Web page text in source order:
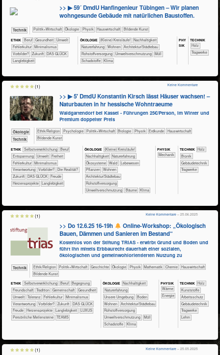
>> ▶ 59´ DmdU Hanfingenieur Tübingen – Wir planen
wohngesunde Gebäude mit natürlichen Baustoffen.
​Technik ​​​​​​​​​Politik+​Wirtschaft ​​​​​​​​Ökologie ​​​​​​​Physik ​Haus­wirtschaft Bildende Kunst
ETHIK ​​​​​​​​​​​​​​​Beruf ​​​​​​Gesundheit
​​​​​Umwelt
​​Fehlerkultur
​​Minimalismus
​​Vorbilder?
​Zukunft
DAS GLÜCK
Langlebigkeit
ÖKO​LOGIE ​​​​​​​​​​​​​​(Kleine) Kreisläufe!
​​​​​​​​​​​​​​​Nachhaltigkeit
​​​​​​​​​​​​​Naturerfahrung
​​​​Wohnen
​​​Architektur/­Städtebau
​​Rohstoffversorgung
​​Umweltverschmutzung
​Müll
​Schadstoffe
Klima
PHY​
SIK
TECH​NIK
​​​​​​​​Holz
​​​​​Tragwerke
>> ▶ 5′ DmdU Konstantin Kirsch lässt Häuser wachsen! –
Naturbauten in hr hessische Wohntraeume
Waldgartendorf bei Kassel - Führungen 25€/Person, im Winter und
Premium doppelter Preis
​​​​​​​Ökologie
​Technik
​​​​​​​​​​Ethik/​Religion ​​​​​​​​​​Psychologie ​​​​​​​​​Politik+​Wirtschaft ​​​​​​​Biologie ​​​​​​​Physik ​​​​​Erdkunde
​Haus­wirtschaft
Bildende Kunst
ETHIK ​​​​​​​​​​​​​​​​​​​​​​​​​​​​​​​​​​​​​​​​Selbst­verwirklichung
​​​​​​​​​​​​​​​Beruf
​​​​​​​​​​​​​Entspannung
​​​​​Umwelt
​​​Freiheit
​​Fehlerkultur
​​Minimalismus
​​Verantwortung
​​Vorbilder?
​Die Realität?
​Zukunft
DAS GLÜCK
Freude
Herzensprojekte
Langlebigkeit
ÖKO​LOGIE
​​​​​​​​​​​​​​(Kleine) Kreisläufe!
​​​​​​​​​​​​​​​Nachhaltigkeit
​​​​​​​​​​​​​Naturerfahrung
​​​​​​​​​​​Ökosysteme
​​​​​​​​​​Wald
​​​​​​​​​Lebewesen
​​​​​​​​​Pflanzen
​​​​Wohnen
​​​Architektur/­Städtebau
​​Rohstoffversorgung
​​Umweltverschmutzung
Bäume Klima
PHY​SIK
​​​Mechanik
TECH​NIK ​​​​​​​​Holz
​​​​​​Bionik
​​​​​Gebäudetechnik
​​​​​Tragwerke
Keine Kommentare
(1)
>> Do 12.6.25 16-19h
Online-Workshop: „Ökologisch
Bauen, Dämmen und Sanieren im Bestand“
Kostenlos von der Stiftung TRIAS - erwirbt Grund und Boden und
führt ihn mittels Erbbaurecht dauerhaft einer sozialen,
ökologischen und gemeinwohlorientierten Nutzung zu
​Technik ​​​​​​​​​​Ethik/​Religion ​​​​​​​​​Politik+​Wirtschaft ​​​​​​​​Geschichte ​​​​​​​​Ökologie ​​​​​​​Physik ​​​​​​Mathematik ​​​​​Chemie
​Haus­wirtschaft
Bildende Kunst
ETHIK ​​​​​​​​​​​​​​​​​​​​​​​​​​​​​​​​​​​​​​​​Selbst­verwirklichung ​​​​​​​​​​​​​​​Beruf
​​​​​​​​​​​​Begegnung
​​​​​​​​​​​​Freundschaft
​​​​​​​​​​​Tradition ​​​​​​​​​​Gemeinschaft
​​​​​​Gesundheit
​​​​​Umwelt
​​​Toleranz ​​Fehlerkultur
​​Minimalismus
​​Verantwortung
​​Vorbilder? ​Zukunft
DAS GLÜCK
Freude
Herzensprojekte Langlebigkeit
LUXUS
Persönliche Meilensteine
TEAMS
ÖKO​LOGIE ​​​​​​​​​​​​​​​Nachhaltigkeit
​​​​​​​​​​​​​Naturerfahrung
​​​​​​​​​​​​​Unsere Umgebung
​​​​​Boden
​​​​Wohnen
​​​Architektur/­Städtebau
​​Rohstoffversorgung
​​Umweltverschmutzung
​Müll
​Schadstoffe
Klima
PHY​SIK
​​​​​Wärme
​​Energie
TECH​NIK ​​​​​​​​Holz
​​​​​​​​Kunststoffe
​​​​​​Arbeitsschutz
​​​​​Gebäudetechnik
​​​​​Tragwerke
Lehm
Keine Kommentare – 25.06.2025
(1)
Keine Kommentare – 25.05.2025
(1)